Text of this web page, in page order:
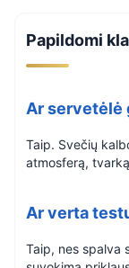
Papildomi
Ar servetėlė
Taip. Svečių
atmosferą,
Ar verta
Taip, nes spalva